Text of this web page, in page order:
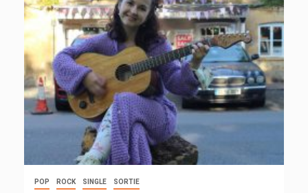
POP ROCK SINGLE SORTIE